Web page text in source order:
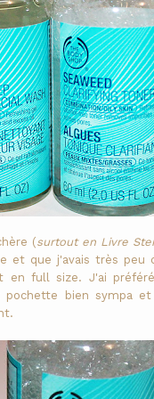
(surtout en Livre
et que j'avais très peu
en full size. J'ai
pochette bien sympa